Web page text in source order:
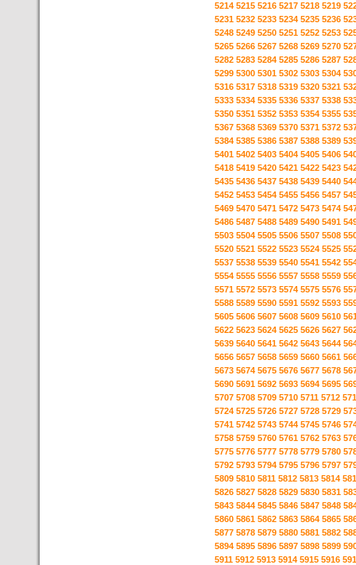
5214 5215 5216 5217 5218 5219
5231 5232 5233 5234 5235 5236
5248 5249 5250 5251 5252 5253
5265 5266 5267 5268 5269 5270
5282 5283 5284 5285 5286 5287
5299 5300 5301 5302 5303 5304
5316 5317 5318 5319 5320 5321
5333 5334 5335 5336 5337 5338
5350 5351 5352 5353 5354 5355
5367 5368 5369 5370 5371 5372
5384 5385 5386 5387 5388 5389
5401 5402 5403 5404 5405 5406
5418 5419 5420 5421 5422 5423
5435 5436 5437 5438 5439 5440
5452 5453 5454 5455 5456 5457
5469 5470 5471 5472 5473 5474
5486 5487 5488 5489 5490 5491
5503 5504 5505 5506 5507 5508
5520 5521 5522 5523 5524 5525
5537 5538 5539 5540 5541 5542
5554 5555 5556 5557 5558 5559
5571 5572 5573 5574 5575 5576
5588 5589 5590 5591 5592 5593
5605 5606 5607 5608 5609 5610
5622 5623 5624 5625 5626 5627
5639 5640 5641 5642 5643 5644
5656 5657 5658 5659 5660 5661
5673 5674 5675 5676 5677 5678
5690 5691 5692 5693 5694 5695
5707 5708 5709 5710 5711 5712
5724 5725 5726 5727 5728 5729
5741 5742 5743 5744 5745 5746
5758 5759 5760 5761 5762 5763
5775 5776 5777 5778 5779 5780
5792 5793 5794 5795 5796 5797
5809 5810 5811 5812 5813 5814
5826 5827 5828 5829 5830 5831
5843 5844 5845 5846 5847 5848
5860 5861 5862 5863 5864 5865
5877 5878 5879 5880 5881 5882
5894 5895 5896 5897 5898 5899
5911 5912 5913 5914 5915 5916